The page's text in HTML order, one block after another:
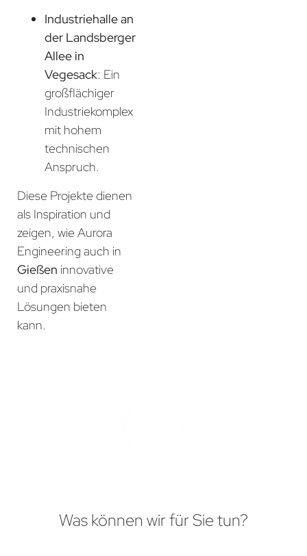
Industriehalle an
der Landsberger
Allee in
Vegesack: Ein
großflächiger
Industriekomplex
mit hohem
technischen
Anspruch.
Diese Projekte dienen
als Inspiration und
zeigen, wie Aurora
Engineering auch in
Gießen innovative
und praxisnahe
Lösungen bieten
kann.
Was können wir für Sie tun?